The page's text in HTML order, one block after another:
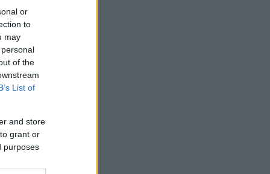
or
to
may
of the
List of
and store
grant or
purposes
man
det att få
fall är